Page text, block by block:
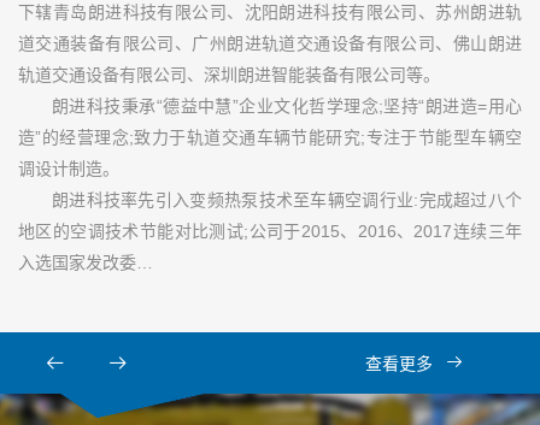
下辖青岛朗进科技有限公司、沈阳朗进科技有限公司、苏州朗进轨
道交通装备有限公司、广州朗进轨道交通设备有限公司、佛山朗进
轨道交通设备有限公司、深圳朗进智能装备有限公司等。
朗进科技秉承“德益中慧”企业文化哲学理念;坚持“朗进造=用心
造”的经营理念;致力于轨道交通车辆节能研究;专注于节能型车辆空
调设计制造。
朗进科技率先引入变频热泵技术至车辆空调行业:完成超过八个
地区的空调技术节能对比测试;公司于2015、2016、2017连续三年
入选国家发改委…
查看更多